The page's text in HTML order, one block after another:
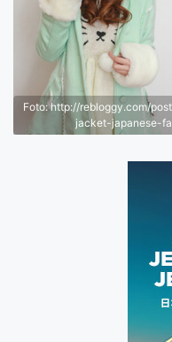
Foto: http://rebloggy.com/
jacket-japanese-